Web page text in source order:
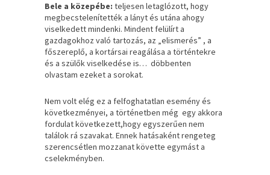
Bele a közepébe: teljesen letaglózott, hogy
megbecstelenítették a lányt és utána ahogy
viselkedett mindenki. Mindent felülírt a
gazdagokhoz való tartozás, az „elismerés” , a
főszereplő, a kortársai reagálása a történtekre
és a szülők viselkedése is… döbbenten
olvastam ezeket a sorokat.
Nem volt elég ez a felfoghatatlan esemény és
következményei, a történetben még egy akkora
fordulat következett,hogy egyszerűen nem
találok rá szavakat. Ennek hatásaként rengeteg
szerencsétlen mozzanat követte egymást a
cselekményben.